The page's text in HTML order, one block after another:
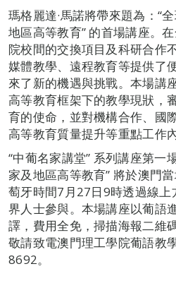
瑪格麗達·馬諾將帶來題為：“
地區高等教育” 的首場講座。
院校間的交換項目及科研合作
媒體教學、遠程教育等提供了
來了新的機遇與挑戰。本場講
高等教育框架下的教學現狀，
育的使命，並對機構合作、國
高等教育質量提升等重點工作
“中葡名家講堂” 系列講座第一
家及地區高等教育” 將於澳門
萄牙時間7月27日9時透過線上
界人士參與。本場講座以葡語
譯，費用全免，掃描海報二維
敬請致電澳門理工學院葡語教
8692。